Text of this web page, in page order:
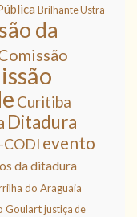
Brilhante Ustra
da
Curitiba
Ditadura
CODI evento
da ditadura
do Araguaia
Goulartjustiça de